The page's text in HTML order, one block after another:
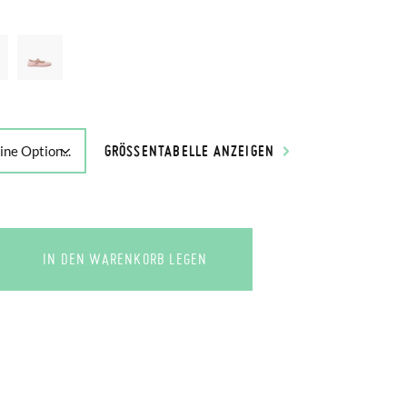
GRÖSSENTABELLE ANZEIGEN
IN DEN WARENKORB LEGEN